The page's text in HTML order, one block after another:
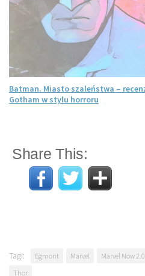
Batman. Miasto szaleństwa –
Gotham w stylu horroru
Share This:
Tagi: Egmont Marvel Marvel Now 2.0
Thor